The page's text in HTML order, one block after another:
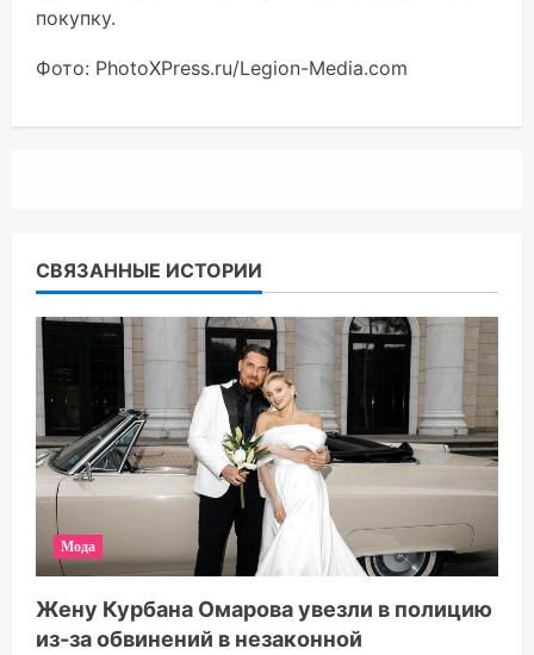
покупку.
Фото: PhotoXPress.ru/Legion-Media.com
СВЯЗАННЫЕ ИСТОРИИ
Мода
Жену Курбана Омарова увезли в полицию
из-за обвинений в незаконной